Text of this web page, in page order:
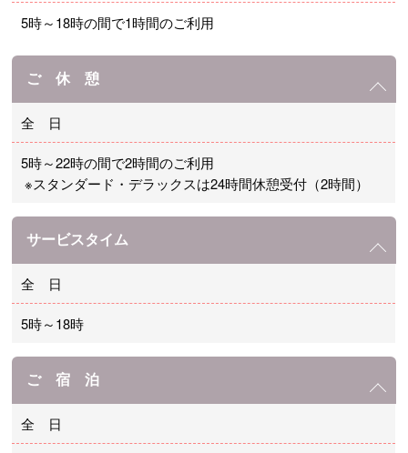
5時～18時の間で1時間のご利用
ご 休 憩
全 日
5時～22時の間で2時間のご利用
※スタンダード・デラックスは24時間休憩受付（2時間）
サービスタイム
全 日
5時～18時
ご 宿 泊
全 日